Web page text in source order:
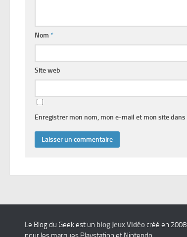
Nom *
Site web
Enregistrer mon nom, mon e-mail et mon site
Le Blog du Geek est un blog Jeux Vidéocréé en